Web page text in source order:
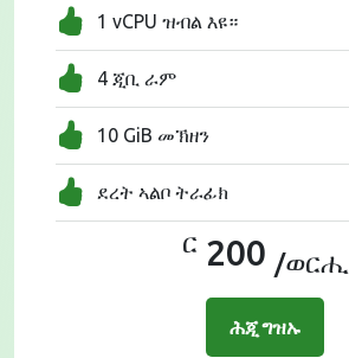
1 vCPU ዝብል እዩ።
4 ጂቢ ራም
10 GiB መኽዘን
ደረት ኣልቦ ትራፊክ
ር 200 /ወርሒ
ሕጂ ግዝኡ